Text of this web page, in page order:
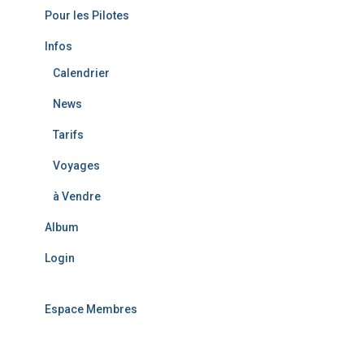
Pour les Pilotes
Infos
Calendrier
News
Tarifs
Voyages
à Vendre
Album
Login
Espace Membres